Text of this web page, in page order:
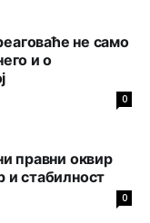
не само
и о
0
правни оквир
и стабилност
0
у Иран.